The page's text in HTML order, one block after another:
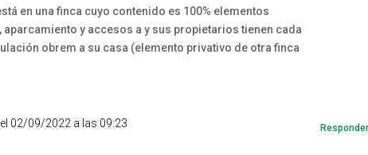
en una finca cuyo contenido es 100% elementos
y accesos a y sus propietarios tienen cada
obrem a su casa (elemento privativo de otra finca
el 02/09/2022 a las 09:23